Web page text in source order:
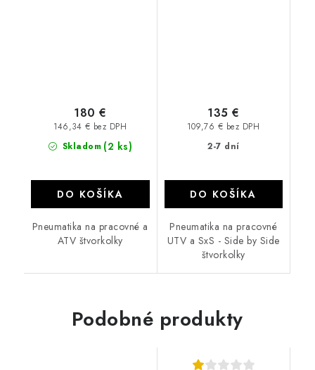
Skladom (2 ks)
146,34 € bez DPH
180 €
DO KOŠÍKA
Pneumatika na pracovné a
ATV štvorkolky
2-7 dní
109,76 € bez DPH
135 €
DO KOŠÍKA
Pneumatika na pracovné
UTV a SxS - Side by Side
štvorkolky
Podobné produkty